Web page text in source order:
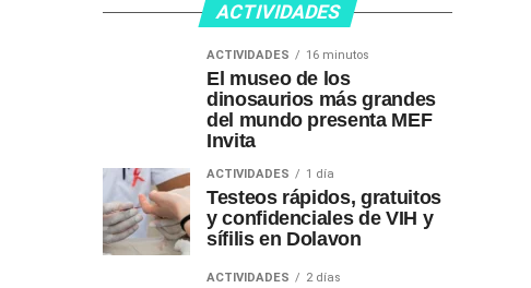
ACTIVIDADES
ACTIVIDADES 16 minutos
El museo de los
dinosaurios más grandes
del mundo presenta MEF
Invita
ACTIVIDADES 1 día
Testeos rápidos, gratuitos
y confidenciales de VIH y
sífilis en Dolavon
ACTIVIDADES 2 días